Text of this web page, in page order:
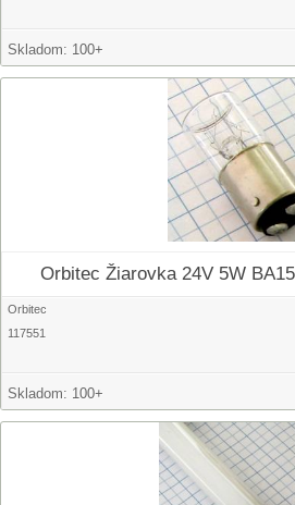
Skladom: 100+
Orbitec Žiarovka 24V 5W
Orbitec
117551
Skladom: 100+